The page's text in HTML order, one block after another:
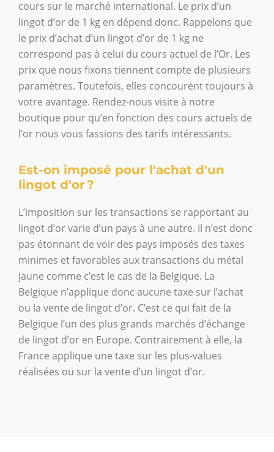
cours sur le marché international. Le prix d’un
lingot d’or de 1 kg en dépend donc. Rappelons que
le prix d’achat d’un lingot d’or de 1 kg ne
correspond pas à celui du cours actuel de l’Or. Les
prix que nous fixons tiennent compte de plusieurs
paramètres. Toutefois, elles concourent toujours à
votre avantage. Rendez-nous visite à notre
boutique pour qu’en fonction des cours actuels de
l’or nous vous fassions des tarifs intéressants.
Est-on imposé pour l'achat d'un
lingot d'or ?
L’imposition sur les transactions se rapportant au
lingot d’or varie d’un pays à une autre. Il n’est donc
pas étonnant de voir des pays imposés des taxes
minimes et favorables aux transactions du métal
jaune comme c’est le cas de la Belgique. La
Belgique n’applique donc aucune taxe sur l’achat
ou la vente de lingot d’or. C’est ce qui fait de la
Belgique l’un des plus grands marchés d’échange
de lingot d’or en Europe. Contrairement à elle, la
France applique une taxe sur les plus-values
réalisées ou sur la vente d’un lingot d’or.